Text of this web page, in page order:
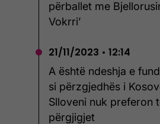
përballet me
Vokrri’
21/11/2023 • 12:14
A është ndeshja e
si përzgjedhës i
Slloveni nuk preferon
përgjigjet